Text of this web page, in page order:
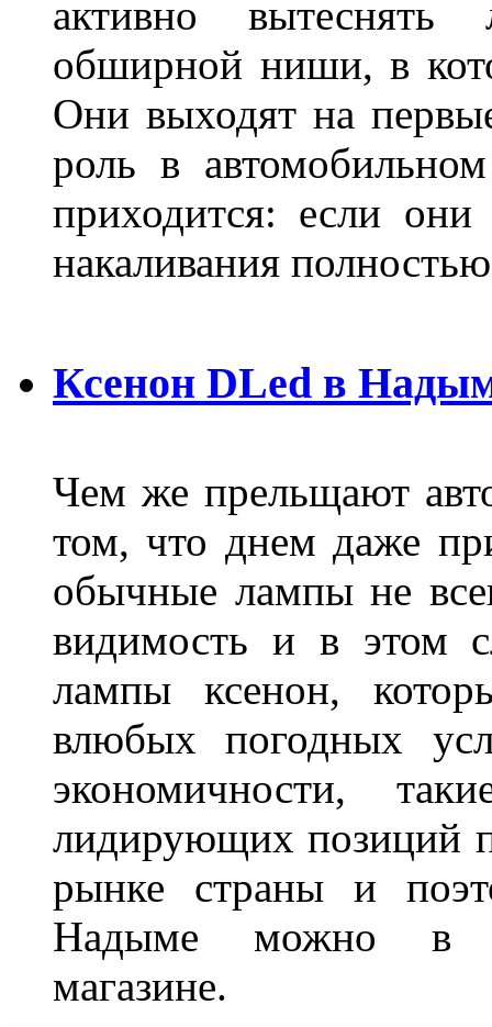
активно
обширной ниши, в
Они выходят на
роль в
приходится: если
накаливания
Ксенон DLed в
Чем же прельщают
том, что днем даже
обычные лампы не
видимость и в этом
лампы ксенон,
влюбых погодных
экономичности,
лидирующих позиций
рынке страны и
Надыме можно в
магазине.